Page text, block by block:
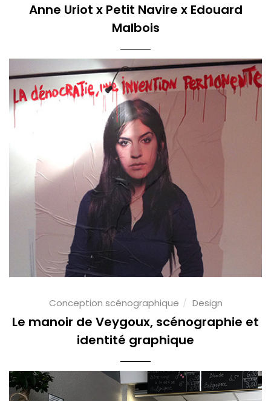
Anne Uriot x Petit Navire x Edouard
Malbois
Conception scénographique Design
Le manoir de Veygoux, scénographie et
identité graphique